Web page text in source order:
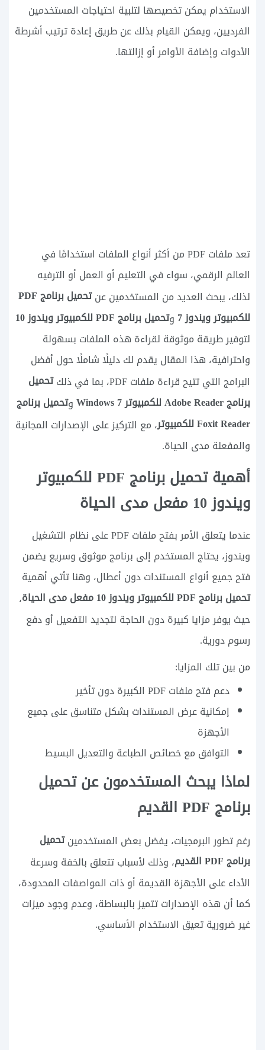
الاستخدام يمكن تخصيصها لتلبية احتياجات المستخدمين
الفرديين، ويمكن القيام بذلك عن طريق إعادة ترتيب أشرطة
الأدوات وإضافة الأوامر أو إزالتها.
تعد ملفات PDF من أكثر أنواع الملفات استخدامًا في
العالم الرقمي، سواء في التعليم أو العمل أو الترفيه
لذلك، يبحث العديد من المستخدمين عن
تحميل برنامج PDF
للكمبيوتر ويندوز 7 وتحميل برنامج PDF للكمبيوتر ويندوز 10
لتوفير طريقة موثوقة لقراءة هذه الملفات بسهولة
واحترافية، هذا المقال يقدم لك دليلًا شاملًا حول أفضل
البرامج التي تتيح قراءة ملفات PDF، بما في ذلك
تحميل
برنامج Adobe Reader للكمبيوتر Windows 7
وتحميل برنامج
Foxit Reader للكمبيوتر
، مع التركيز على الإصدارات المجانية
والمفعلة مدى الحياة.
أهمية تحميل برنامج PDF للكمبيوتر
ويندوز 10 مفعل مدى الحياة
عندما يتعلق الأمر بفتح ملفات PDF على نظام التشغيل
ويندوز، يحتاج المستخدم إلى برنامج موثوق وسريع يضمن
فتح جميع أنواع المستندات دون أعطال، وهنا تأتي أهمية
تحميل برنامج PDF للكمبيوتر ويندوز 10 مفعل مدى الحياة
،
حيث يوفر مزايا كبيرة دون الحاجة لتجديد التفعيل أو دفع
رسوم دورية.
من بين تلك المزايا:
دعم فتح ملفات PDF الكبيرة دون تأخير
إمكانية عرض المستندات بشكل متناسق على جميع
الأجهزة
التوافق مع خصائص الطباعة والتعديل البسيط
لماذا يبحث المستخدمون عن تحميل
برنامج PDF القديم
رغم تطور البرمجيات، يفضل بعض المستخدمينتحميل
برنامج PDF القديم
، وذلك لأسباب تتعلق بالخفة وسرعة
الأداء على الأجهزة القديمة أو ذات المواصفات المحدودة،
كما أن هذه الإصدارات تتميز بالبساطة، وعدم وجود ميزات
غير ضرورية تعيق الاستخدام الأساسي.